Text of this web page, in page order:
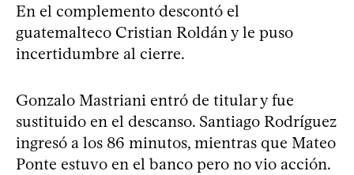
En el complemento descontó el
guatemalteco Cristian Roldán y le puso
incertidumbre al cierre.
Gonzalo Mastriani entró de titular y fue
sustituido en el descanso. Santiago Rodríguez
ingresó a los 86 minutos, mientras que Mateo
Ponte estuvo en el banco pero no vio acción.